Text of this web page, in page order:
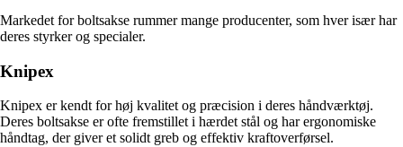
Markedet for boltsakse rummer mange producenter, som hver især har
deres styrker og specialer.
Knipex
Knipex er kendt for høj kvalitet og præcision i deres håndværktøj.
Deres boltsakse er ofte fremstillet i hærdet stål og har ergonomiske
håndtag, der giver et solidt greb og effektiv kraftoverførsel.